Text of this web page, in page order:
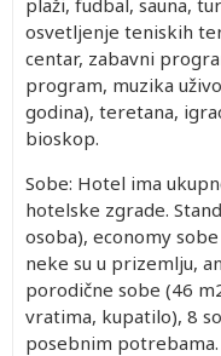
plaži, fudbal, sauna,
osvetljenje teniskih
centar, zabavni
program, muzika
godina), teretana,
bioskop.
Sobe: Hotel ima
hotelske zgrade.
osoba), economy
neke su u prizemlju,
porodične sobe (46
vratima, kupatilo), 8
posebnim